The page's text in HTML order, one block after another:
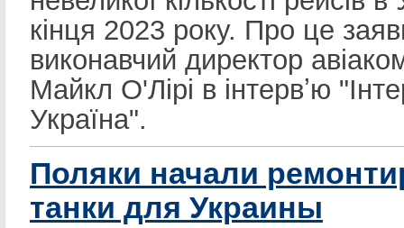
кінця 2023 року. Про це
виконавчий директор
Майкл О'Лірі в інтервʼю
Україна".
Поляки начали
танки для Украины